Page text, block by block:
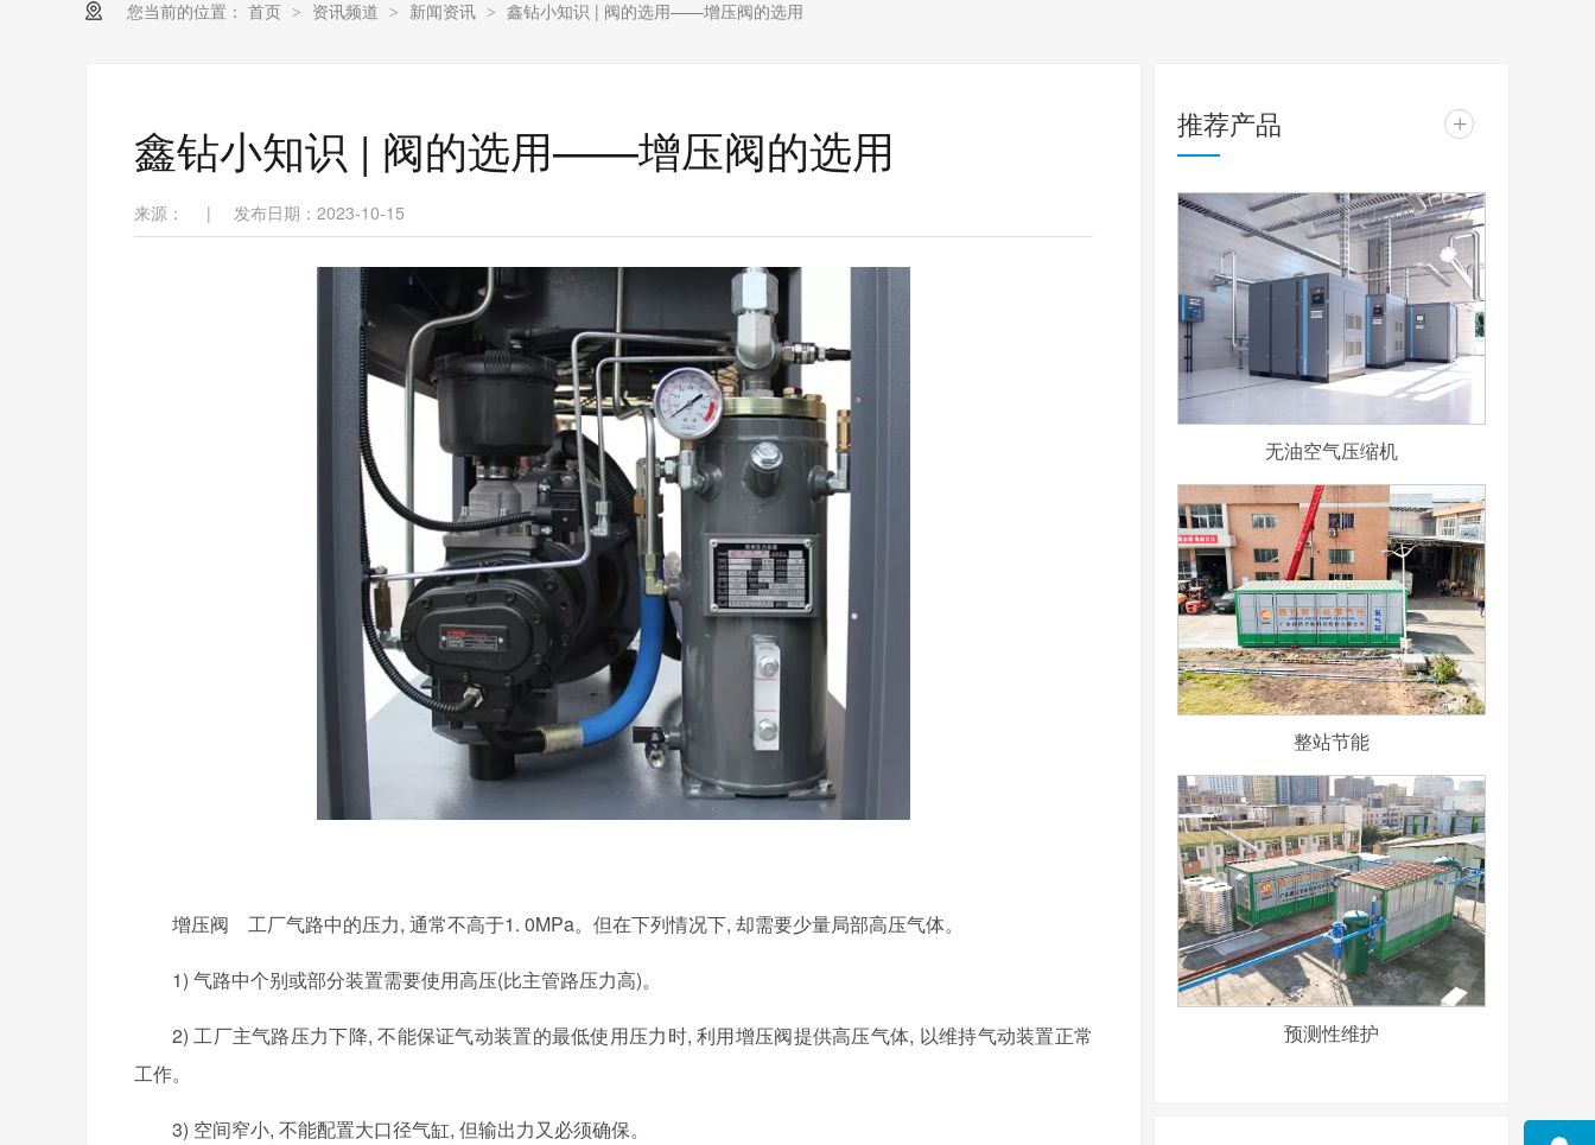
您当前的位置： 首页 > 资讯频道 > 新闻资讯 > 鑫钻小知识 | 阀的选用——增压阀的选用
鑫钻小知识 | 阀的选用——增压阀的选用
来源： | 发布日期：2023-10-15
增压阀 工厂气路中的压力, 通常不高于1. 0MPa。但在下列情况下, 却需要少量局部高压气体。
1) 气路中个别或部分装置需要使用高压(比主管路压力高)。
2) 工厂主气路压力下降, 不能保证气动装置的最低使用压力时, 利用增压阀提供高压气体, 以维持气动装置正常
工作。
3) 空间窄小, 不能配置大口径气缸, 但输出力又必须确保。
推荐产品 +
无油空气压缩机
整站节能
预测性维护